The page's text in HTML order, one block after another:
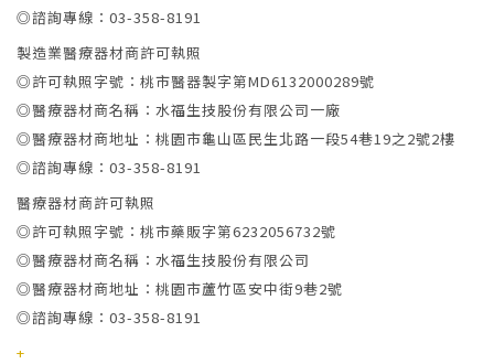
◎諮詢專線：03-358-8191
製造業醫療器材商許可執照
◎許可執照字號：桃市醫器製字第MD6132000289號
◎醫療器材商名稱：水福生技股份有限公司一廠
◎醫療器材商地址：桃園市龜山區民生北路一段54巷19之2號2樓
◎諮詢專線：03-358-8191
醫療器材商許可執照
◎許可執照字號：桃市藥販字第6232056732號
◎醫療器材商名稱：水福生技股份有限公司
◎醫療器材商地址：桃園市蘆竹區安中街9巷2號
◎諮詢專線：03-358-8191
+